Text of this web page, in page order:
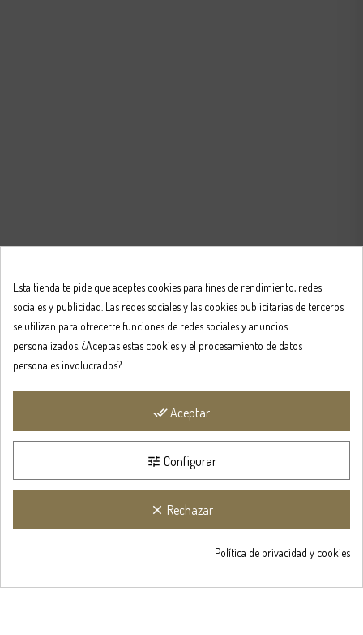
Obtén un 5%
de
Esta tienda te pide que aceptes cookies para fines de rendimiento, redes
sociales y publicidad. Las redes sociales y las cookies publicitarias de terceros
se utilizan para ofrecerte funciones de redes sociales y anuncios
personalizados. ¿Aceptas estas cookies y el procesamiento de datos
personales involucrados?
done_allAceptar
tune Configurar
clear Rechazar
Política de privacidad y cookies